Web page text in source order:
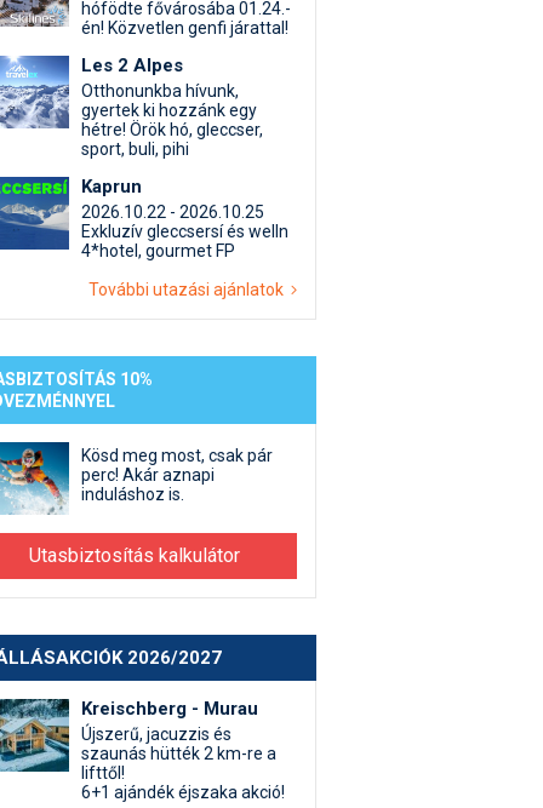
Termékkereső
egyéb síeléshez kapcsolódó téma
kapcsolatos kérdések és válaszok
beszélgetések
hófödte fővárosába 01.24.-
én! Közvetlen genfi járattal!
Les 2 Alpes
Otthonunkba hívunk,
gyertek ki hozzánk egy
hétre! Örök hó, gleccser,
sport, buli, pihi
Kaprun
2026.10.22 - 2026.10.25
Exkluzív gleccsersí és welln
4*hotel, gourmet FP
További utazási ajánlatok
10%
Kösd meg most, csak pár
perc! Akár aznapi
induláshoz is.
Utasbiztosítás kalkulátor
2026/2027
Kreischberg - Murau
Újszerű, jacuzzis és
szaunás hütték 2 km-re a
lifttől!
6+1 ajándék éjszaka akció!